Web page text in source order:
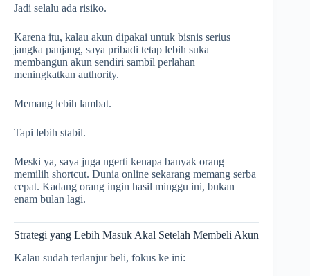
Jadi selalu ada risiko.
Karena itu, kalau akun dipakai untuk bisnis serius
jangka panjang, saya pribadi tetap lebih suka
membangun akun sendiri sambil perlahan
meningkatkan authority.
Memang lebih lambat.
Tapi lebih stabil.
Meski ya, saya juga ngerti kenapa banyak orang
memilih shortcut. Dunia online sekarang memang serba
cepat. Kadang orang ingin hasil minggu ini, bukan
enam bulan lagi.
Strategi yang Lebih Masuk Akal Setelah Membeli Akun
Kalau sudah terlanjur beli, fokus ke ini: